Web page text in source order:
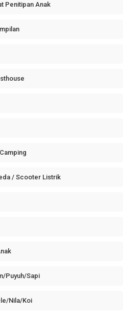
Penitipan Anak
/ Scooter Listrik
Puyuh/Sapi
Nila/Koi